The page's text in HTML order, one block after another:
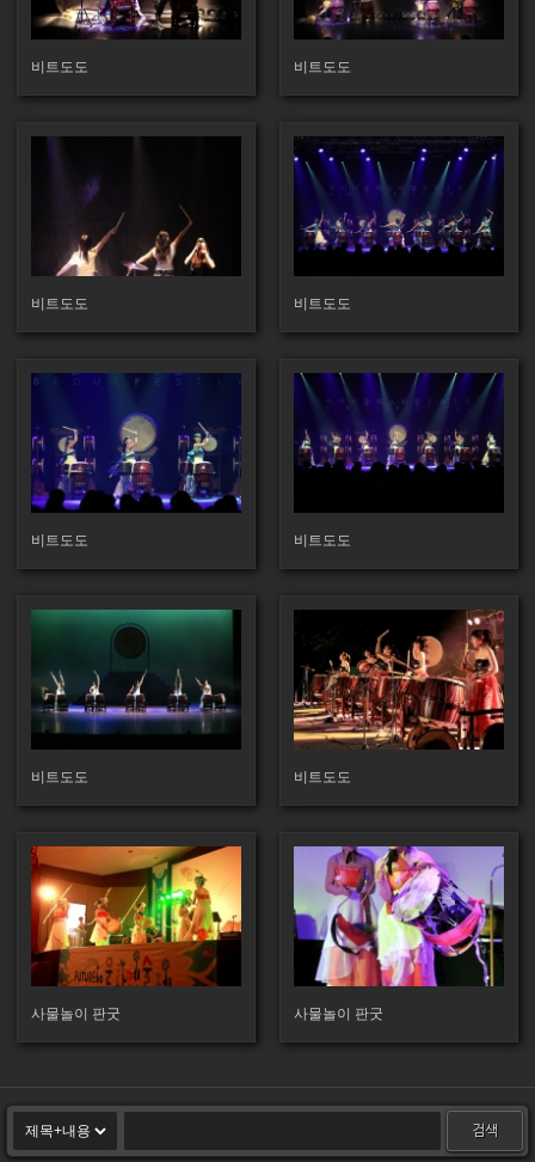
비트도도 비트도도
비트도도 비트도도
비트도도
128
비트도도
131
비트도도
119
비트도도
160
사물놀이 판굿
157
사물놀이 판굿
169
검색